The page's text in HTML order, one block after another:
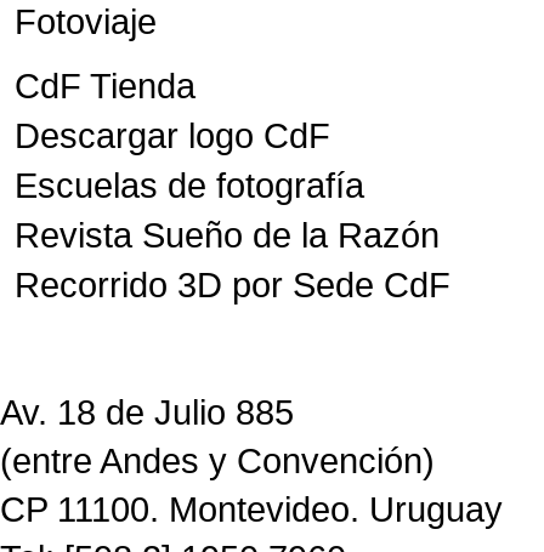
Fotoviaje
CdF Tienda
Descargar logo CdF
Escuelas de fotografía
Revista Sueño de la Razón
Recorrido 3D por Sede CdF
Av. 18 de Julio 885
(entre Andes y Convención)
CP 11100. Montevideo. Uruguay
Tel: [598 2] 1950 7960